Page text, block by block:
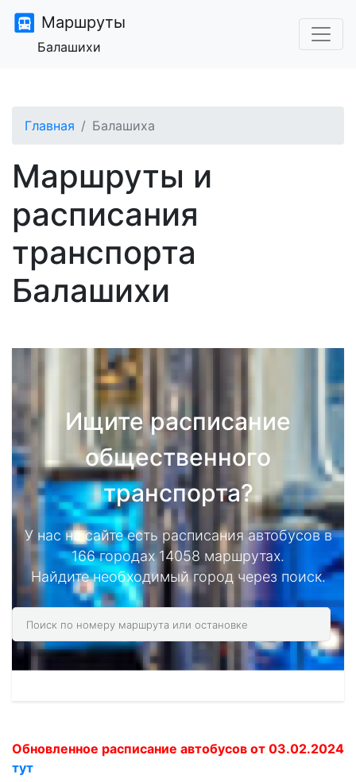
Маршруты
Балашихи
Главная Балашиха
Маршруты и
расписания
транспорта
Балашихи
Ищите расписание
общественного
транспорта?
У нас на сайте есть расписания автобусов в
166 городах 14058 маршрутах.
Найдите необходимый город через поиск.
Обновленное расписание автобусов от 03.02.2024
тут